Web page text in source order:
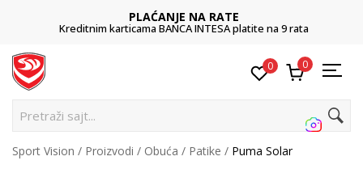
PLAĆANJE NA RATE
Kreditnim karticama BANCA INTESA platite na 9 rata
0 0
Pretraži sajt...
Sport Vision Proizvodi Obuća Patike Puma Solar